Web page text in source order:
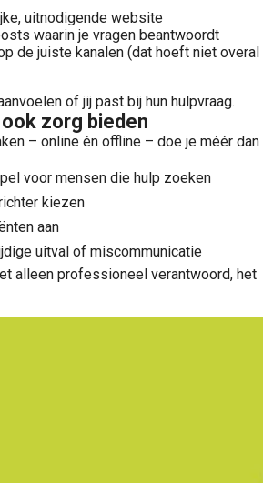
uitnodigende website
waarin je vragen beantwoordt
de juiste kanalen (dat hoeft niet overal
of jij past bij hun hulpvraag.
zorg bieden
– online én offline – doe je méér dan
voor mensen die hulp zoeken
kiezen
aan
uitval of miscommunicatie
alleen professioneel verantwoord, het